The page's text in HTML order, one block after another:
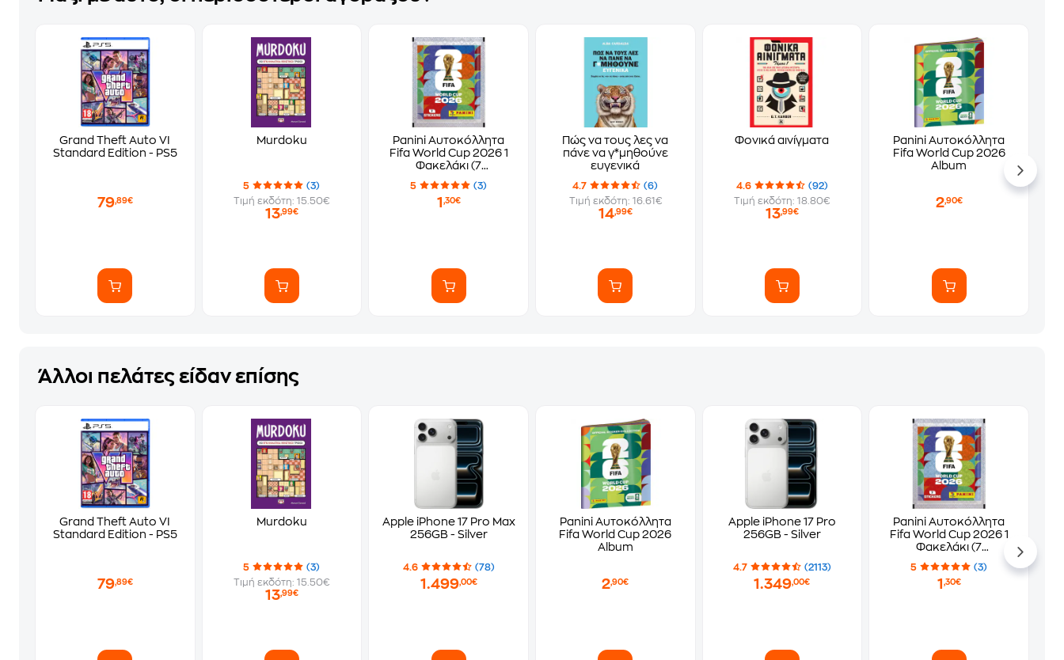
Grand Theft Auto VI
Standard Edition - PS5
79,89€
Murdoku
5
(3)
Τιμή εκδότη: 15.50€
13,99€
Panini Αυτοκόλλητα
Fifa World Cup 2026 1
Φακελάκι (7
Αυτοκόλλητα)
5 (3)
1 ,30€
Πώς να τους λες να
πάνε να γ*μηθούνε
ευγενικά
4.7
(6)
Τιμή εκδότη: 16.61€
14,99€
Φονικά αινίγματα
4.6
(92)
Τιμή εκδότη: 18.80€
13,99€
Panini Αυτοκόλλητα
Fifa World Cup 2026
Album
2,90€
Άλλοι πελάτες είδαν επίσης
Grand Theft Auto VI
Standard Edition - PS5
79,89€
Murdoku
5
(3)
Τιμή εκδότη: 15.50€
13,99€
Apple iPhone 17 Pro Max
256GB - Silver
4.6 (78)
1.499,00€
Panini Αυτοκόλλητα
Fifa World Cup 2026
Album
2,90€
Apple iPhone 17 Pro
256GB - Silver
4.7 (2113)
1.349,00€
Panini Αυτοκόλλητα
Fifa World Cup 2026 1
Φακελάκι (7
Αυτοκόλλητα)
5 (3)
1 ,30€